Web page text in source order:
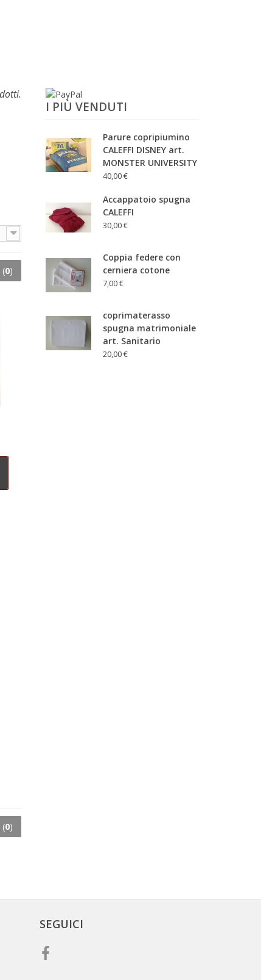
(0)
(0)
I PIÙ VENDUTI
Parure copripiumino
CALEFFI DISNEY art.
MONSTER UNIVERSITY
40,00 €
Accappatoio spugna
CALEFFI
30,00 €
Coppia federe con
cerniera cotone
7,00 €
coprimaterasso
spugna matrimoniale
art. Sanitario
20,00 €
SEGUICI